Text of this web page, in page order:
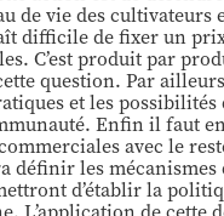
de vie des cultivateurs
difficile de fixer un
C’est produit par
question. Par
et les possibilités
Enfin il faut
avec le
définir les mécanismes
d’établir la